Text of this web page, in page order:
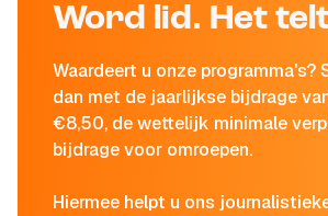
Word lid. Het
Waardeert u onze programma's?
dan met de jaarlijkse bijdrage
€8,50, de wettelijk minimale
bijdrage voor omroepen.
Hiermee helpt u ons